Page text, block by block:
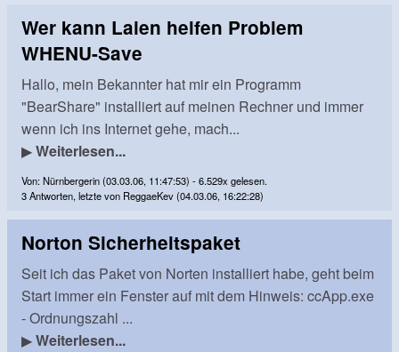
Wer kann Laien helfen Problem
WHENU-Save
Hallo, mein Bekannter hat mir ein Programm
"BearShare" installiert auf meinen Rechner und immer
wenn ich ins Internet gehe, mach...
▶Weiterlesen...
Von: Nürnbergerin (03.03.06, 11:47:53) - 6.529x gelesen.
3 Antworten, letzte von ReggaeKev (04.03.06, 16:22:28)
Norton Sicherheitspaket
Seit ich das Paket von Norten installiert habe, geht beim
Start immer ein Fenster auf mit dem Hinweis: ccApp.exe
- Ordnungszahl ...
▶Weiterlesen...